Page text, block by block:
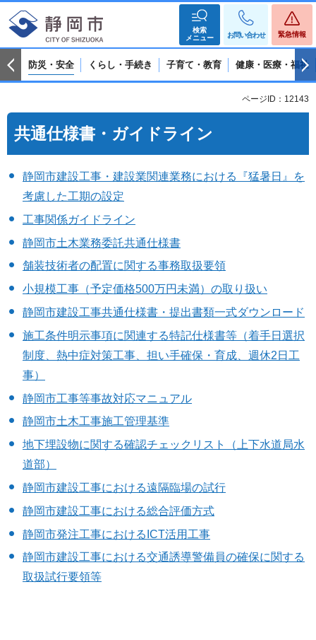
検索
メニュー
お問い合わせ 緊急情報
防災・安全 くらし・手続き 子育て・教育 健康・医療・福祉
ページID：12143
共通仕様書・ガイドライン
静岡市建設工事・建設業関連業務における『猛暑日』を
考慮した工期の設定
工事関係ガイドライン
静岡市土木業務委託共通仕様書
舗装技術者の配置に関する事務取扱要領
小規模工事（予定価格500万円未満）の取り扱い
静岡市建設工事共通仕様書・提出書類一式ダウンロード
施工条件明示事項に関連する特記仕様書等（着手日選択
制度、熱中症対策工事、担い手確保・育成、週休2日工
事）
静岡市工事等事故対応マニュアル
静岡市土木工事施工管理基準
地下埋設物に関する確認チェックリスト（上下水道局水
道部）
静岡市建設工事における遠隔臨場の試行
静岡市建設工事における総合評価方式
静岡市発注工事におけるICT活用工事
静岡市建設工事における交通誘導警備員の確保に関する
取扱試行要領等